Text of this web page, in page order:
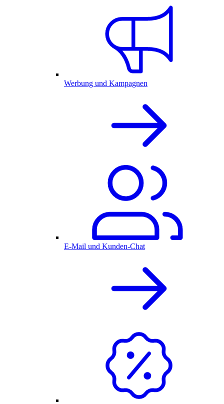
Werbung und Kampagnen
E-Mail und Kunden-Chat